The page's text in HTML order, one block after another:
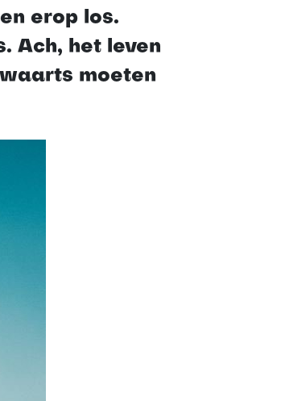
erop los.
Ach, het leven
moeten